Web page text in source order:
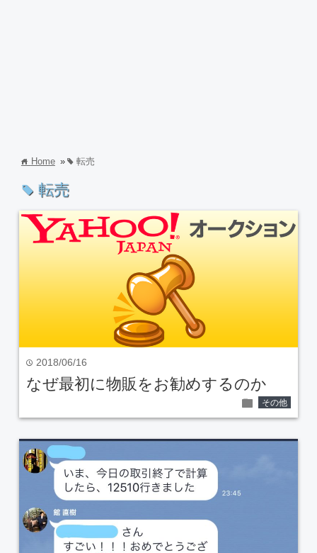
home Home » tag 転売
tag 転売
time 2018/06/16
なぜ最初に物販をお勧めするのか
folder その他